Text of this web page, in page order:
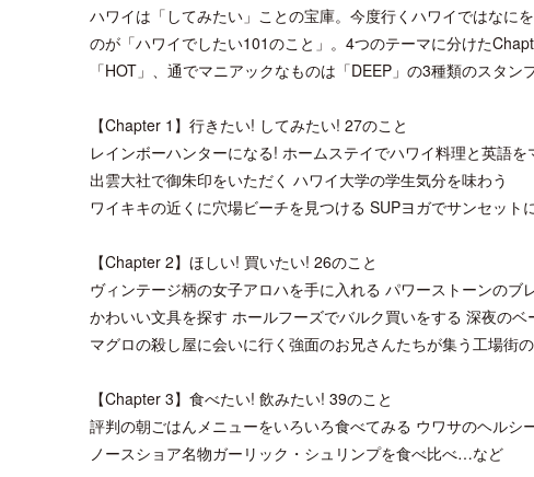
ハワイは「してみたい」ことの宝庫。今度行くハワイではなに
のが「ハワイでしたい101のこと」。4つのテーマに分けた
「HOT」、通でマニアックなものは「DEEP」の3種類のスタン
【Chapter 1】行きたい! してみたい! 27のこと
レインボーハンターになる! ホームステイでハワイ料理と英語を
出雲大社で御朱印をいただく ハワイ大学の学生気分を味わう
ワイキキの近くに穴場ビーチを見つける SUPヨガでサンセッ
【Chapter 2】ほしい! 買いたい! 26のこと
ヴィンテージ柄の女子アロハを手に入れる パワーストーンのブ
かわいい文具を探す ホールフーズでバルク買いをする 深夜のベ
マグロの殺し屋に会いに行く強面のお兄さんたちが集う工場街
【Chapter 3】食べたい! 飲みたい! 39のこと
評判の朝ごはんメニューをいろいろ食べてみる ウワサのヘルシ
ノースショア名物ガーリック・シュリンプを食べ比べ…など